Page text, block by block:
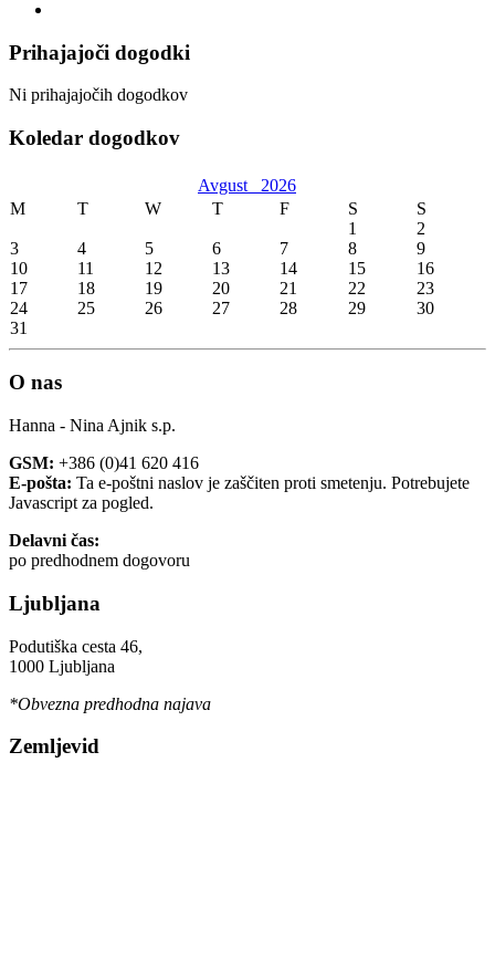
Prihajajoči dogodki
Ni prihajajočih dogodkov
Koledar dogodkov
Avgust 2026
M
T W T F S
S
1
2
3
4 5 6 7 8
9
10
11 12 13 14 15
16
17
18 19 20 21 22
23
24
25 26 27 28 29
30
31
O nas
Hanna - Nina Ajnik s.p.
GSM: +386 (0)41 620 416
E-pošta: Ta e-poštni naslov je zaščiten proti smetenju. Potrebujete
Javascript za pogled.
Delavni čas:
po predhodnem dogovoru
Ljubljana
Podutiška cesta 46,
1000 Ljubljana
*Obvezna predhodna najava
Zemljevid